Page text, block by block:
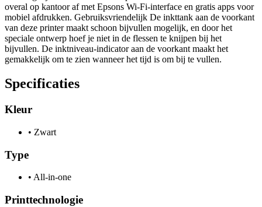
overal op kantoor af met Epsons Wi-Fi-interface en gratis apps voor
mobiel afdrukken. Gebruiksvriendelijk De inkttank aan de voorkant
van deze printer maakt schoon bijvullen mogelijk, en door het
speciale ontwerp hoef je niet in de flessen te knijpen bij het
bijvullen. De inktniveau-indicator aan de voorkant maakt het
gemakkelijk om te zien wanneer het tijd is om bij te vullen.
Specificaties
Kleur
• Zwart
Type
• All-in-one
Printtechnologie